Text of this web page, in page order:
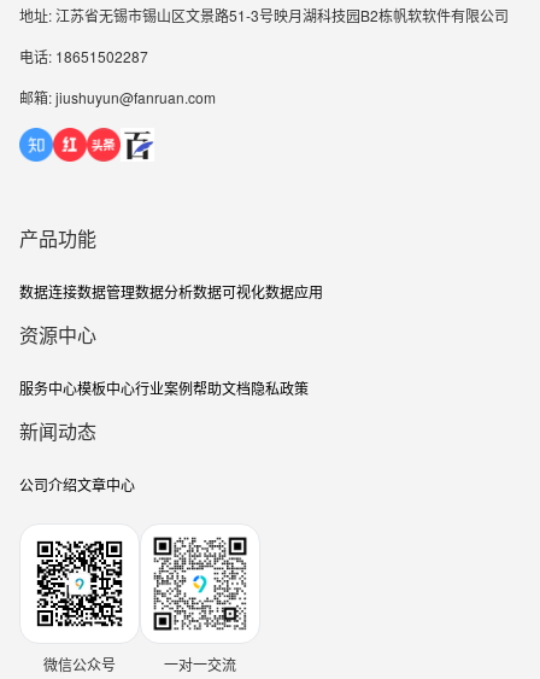
地址: 江苏省无锡市锡山区文景路51-3号映月湖科技园B2栋帆软软件有限公司
电话: 18651502287
邮箱: jiushuyun@fanruan.com
产品功能
数据连接数据管理数据分析数据可视化数据应用
资源中心
服务中心模板中心行业案例帮助文档隐私政策
新闻动态
公司介绍文章中心
微信公众号 一对一交流